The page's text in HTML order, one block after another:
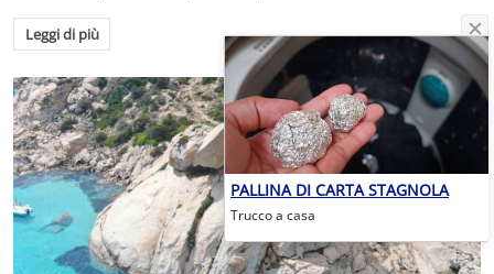
Leggi di più
PALLINA DI CARTA STAGNOLA
Trucco a casa